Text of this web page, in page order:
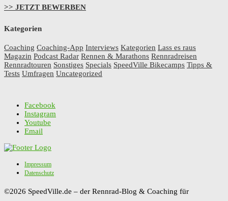
>> JETZT BEWERBEN
Kategorien
Coaching Coaching-App Interviews Kategorien Lass es raus
Magazin Podcast Radar Rennen & Marathons Rennradreisen
Rennradtouren Sonstiges Specials SpeedVille Bikecamps Tipps &
Tests Umfragen Uncategorized
Facebook
Instagram
Youtube
Email
Impressum
Datenschutz
©2026 SpeedVille.de – der Rennrad-Blog & Coaching für